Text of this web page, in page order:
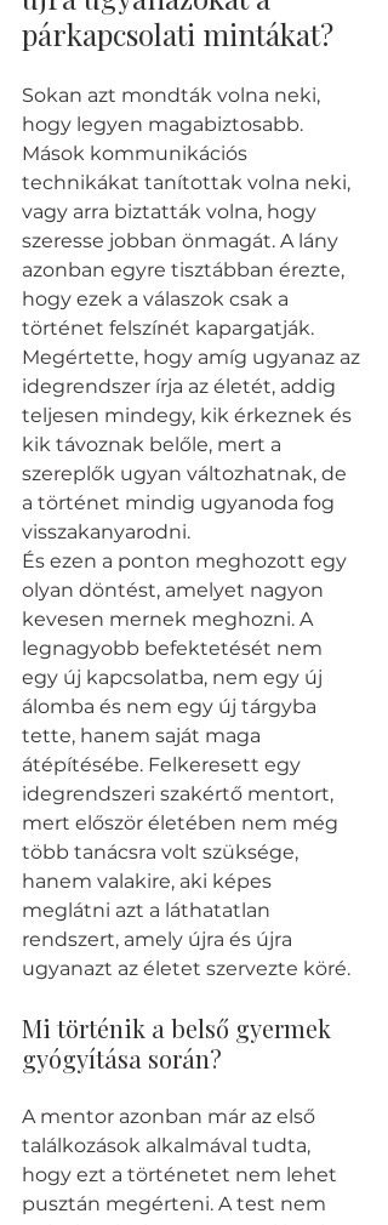
párkapcsolati mintákat?
Sokan azt mondták volna neki,
hogy legyen magabiztosabb.
Mások kommunikációs
technikákat tanítottak volna neki,
vagy arra biztatták volna, hogy
szeresse jobban önmagát. A lány
azonban egyre tisztábban érezte,
hogy ezek a válaszok csak a
történet felszínét kapargatják.
Megértette, hogy amíg ugyanaz az
idegrendszer írja az életét, addig
teljesen mindegy, kik érkeznek és
kik távoznak belőle, mert a
szereplők ugyan változhatnak, de
a történet mindig ugyanoda fog
visszakanyarodni.
És ezen a ponton meghozott egy
olyan döntést, amelyet nagyon
kevesen mernek meghozni. A
legnagyobb befektetését nem
egy új kapcsolatba, nem egy új
álomba és nem egy új tárgyba
tette, hanem saját maga
átépítésébe. Felkeresett egy
idegrendszeri szakértő mentort,
mert először életében nem még
több tanácsra volt szüksége,
hanem valakire, aki képes
meglátni azt a láthatatlan
rendszert, amely újra és újra
ugyanazt az életet szervezte köré.
Mi történik a belső gyermek
gyógyítása során?
A mentor azonban már az első
találkozások alkalmával tudta,
hogy ezt a történetet nem lehet
pusztán megérteni. A test nem